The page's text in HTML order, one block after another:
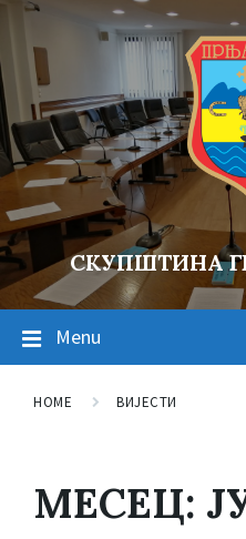
СКУПШТИНА
Menu
HOME ВИЈЕСТИ
МЕСЕЦ: